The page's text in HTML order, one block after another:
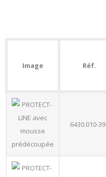
Image Réf.
6430.010-